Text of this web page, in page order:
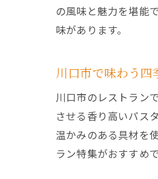
の風味と魅力を堪能
味があります。
川口市で味わう四
川口市のレストラン
させる香り高いパス
温かみのある具材を
ラン特集がおすすめで